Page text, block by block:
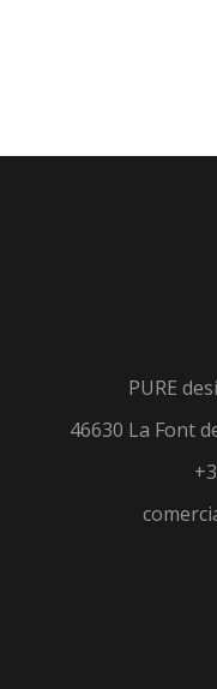
PURE
46630 La Font